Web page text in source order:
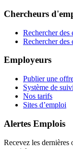
Chercheurs
Rechercher des
Rechercher des
Employeurs
Publier une
Système de
Nos tarifs
Sites d’emploi
Alertes Emplois
Recevez les